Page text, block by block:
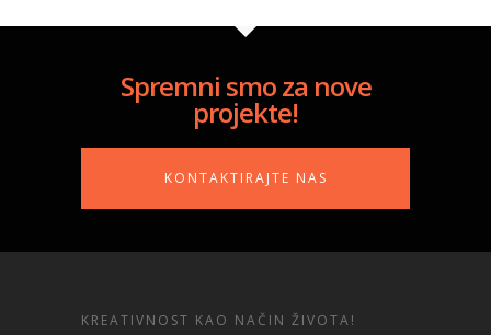
Spremni smo za nove
projekte!
KONTAKTIRAJTE NAS
KREATIVNOST KAO NAČIN ŽIVOTA!